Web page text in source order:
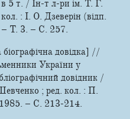
в 5 т. / Ін-т л-ри ім. Т. Г.
: І. О. Дзеверін (відп.
– Т. 3. – С. 257.
довідка] //
України у
довідник /
; ред. кол. : П.
– С. 213-214.